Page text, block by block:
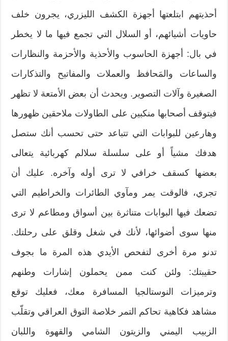
أحذيتهم ابتلعتها أجهزة الكشف الليزري، يجرون خلف
حاويات أشيائهم، أو السلال التي تجمع فيها ما لا يخطر
في بال: أجهزة الحاسوب والأحذية والأحزمة والنظارات
والساعات والمَحافظ والعملات والمفاتيح والتذكارات
الصغيرة وآلات التصوير. ويحدث أن بعض الأمتعة لا تظهر
فيتوقف أصحابها منكبين على الطاولات ملاحقين ظهورها
وهارعين للبوابات التي تتباعد حتى تحسب أنك ستصل
هدفك مشياً أو على سلسلة سلالم كهربائية يتعالى
بعضها كسقف خرافي لا ترى أوله وآخره. عليك أن
تجري، فالوقت يمر ومآوي الطائرات والخراطيم التي
تضعك فيها البوابات متناثرة بين أسواق ومطاعم لا ترى
منها سوى أضوائها، لأنك في شغل وقلق على رحلتك.
تدنو مرة أخرى لتفحص الأيدي هذه المرة ما بجوف
حقيبتك: ولئن كنت ممن يحملون إشارات وطنهم
وترميزات النوستالجيا المسافرة معك، فعليك توقع
مشاهد فكاهية تحاكم التمر خلاصة التوق العراقي وتقلّب
الزبيب اليمني والزيتون الشامي والقهوة واللبان